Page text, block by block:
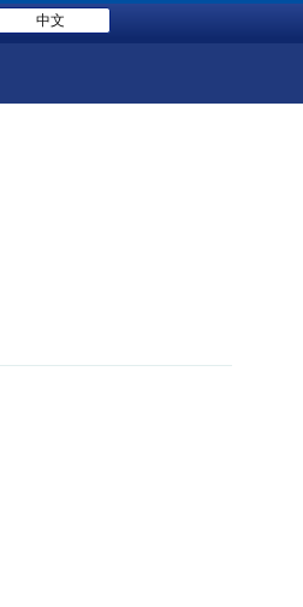
中文